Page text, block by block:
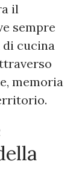
il
sempre
di cucina
memoria